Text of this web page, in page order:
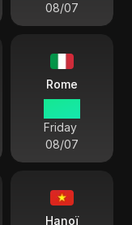
08/07
Rome
Friday
08/07
Hanoï